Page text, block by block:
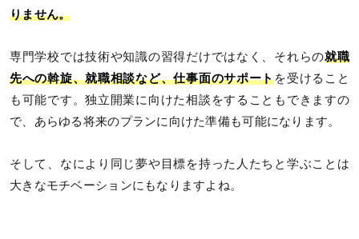
りません。
専門学校では技術や知識の習得だけではなく、それらの就職
先への斡旋、就職相談など、仕事面のサポートを受けること
も可能です。独立開業に向けた相談をすることもできますの
で、あらゆる将来のプランに向けた準備も可能になります。
そして、なにより同じ夢や目標を持った人たちと学ぶことは
大きなモチベーションにもなりますよね。